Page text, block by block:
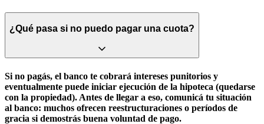
¿Qué pasa si no puedo pagar una cuota?
Si no pagás, el banco te cobrará intereses punitorios y
eventualmente puede iniciar ejecución de la hipoteca (quedarse
con la propiedad). Antes de llegar a eso, comunicá tu situación
al banco: muchos ofrecen reestructuraciones o períodos de
gracia si demostrás buena voluntad de pago.